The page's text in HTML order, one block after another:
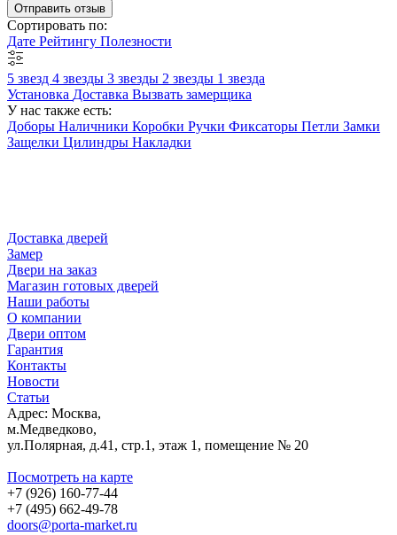
Отправить отзыв
Сортировать по:
Дате Рейтингу Полезности
5 звезд 4 звезды 3 звезды 2 звезды 1 звезда
Установка Доставка Вызвать замерщика
У нас также есть:
Доборы Наличники Коробки Ручки Фиксаторы Петли Замки
Защелки Цилиндры Накладки
Доставка дверей
Замер
Двери на заказ
Магазин готовых дверей
Наши работы
О компании
Двери оптом
Гарантия
Контакты
Новости
Статьи
Адрес: Москва,
м.Медведково,
ул.Полярная, д.41, стр.1, этаж 1, помещение № 20
Посмотреть на карте
+7 (926) 160-77-44
+7 (495) 662-49-78
doors@porta-market.ru